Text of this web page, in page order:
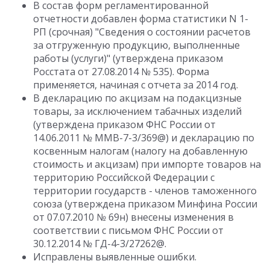
В состав форм регламентированной
отчетности добавлен форма статистики N 1-
РП (срочная) "Сведения о состоянии расчетов
за отгруженную продукцию, выполненные
работы (услуги)" (утверждена приказом
Росстата от 27.08.2014 № 535). Форма
применяется, начиная с отчета за 2014 год.
В декларацию по акцизам на подакцизные
товары, за исключением табачных изделий
(утверждена приказом ФНС России от
14.06.2011 № ММВ-7-3/369@) и декларацию по
косвенным налогам (налогу на добавленную
стоимость и акцизам) при импорте товаров на
территорию Российской Федерации с
территории государств - членов таможенного
союза (утверждена приказом Минфина России
от 07.07.2010 № 69н) внесены изменения в
соответствии с письмом ФНС России от
30.12.2014 № ГД-4-3/27262@.
Исправлены выявленные ошибки.